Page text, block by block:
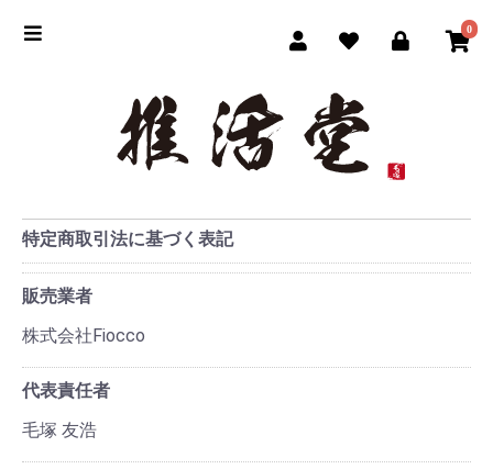
0
特定商取引法に基づく表記
販売業者
株式会社Fiocco
代表責任者
毛塚 友浩